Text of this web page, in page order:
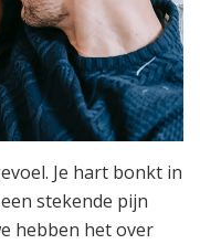
Je hart bonkt in
stekende pijn
hebben het over